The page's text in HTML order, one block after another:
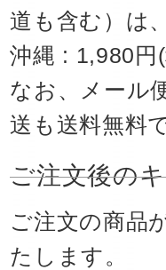
道も含む）は
沖縄 : 1,980円
なお、メール
送も送料無料
ご注文後の
ご注文の商品
たします。